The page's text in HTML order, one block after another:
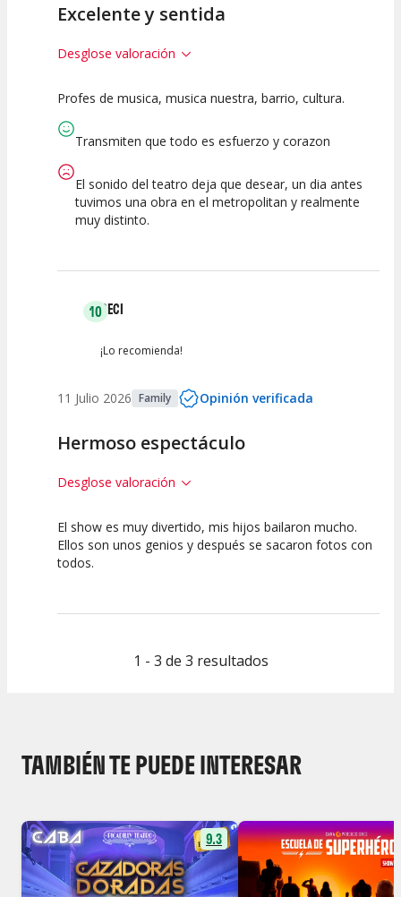
Excelente y sentida
Desglose valoración
10
Calidad del
Espectáculo
10
Puesta en
Escena
10
Interpretación
artística
Profes de musica, musica nuestra, barrio, cultura.
Transmiten que todo es esfuerzo y corazon
El sonido del teatro deja que desear, un dia antes
tuvimos una obra en el metropolitan y realmente
muy distinto.
10CECI
¡Lo recomienda!
11 Julio 2026 Family Opinión verificada
Hermoso espectáculo
Desglose valoración
10
Calidad del
10 10
El show es muy divertido, mis hijos bailaron mucho.
Ellos son unos genios y después se sacaron fotos con
todos.
1 - 3 de 3 resultados
TAMBIÉN TE PUEDE INTERESAR
9.3